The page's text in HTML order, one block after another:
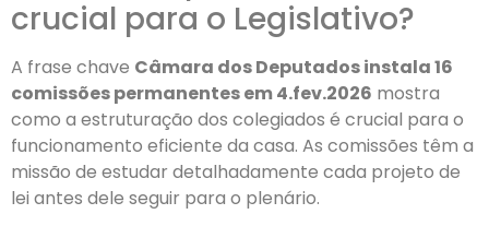
crucial para o Legislativo?
A frase chave Câmara dos Deputados instala 16
comissões permanentes em 4.fev.2026 mostra
como a estruturação dos colegiados é crucial para o
funcionamento eficiente da casa. As comissões têm a
missão de estudar detalhadamente cada projeto de
lei antes dele seguir para o plenário.